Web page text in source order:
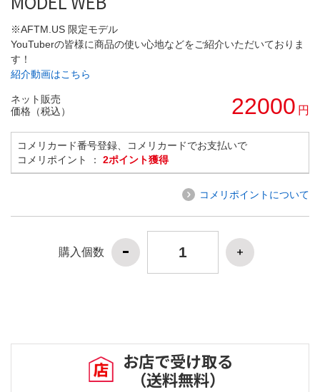
※AFTM.US 限定モデル
YouTuberの皆様に商品の使い心地などをご紹介いただいておりま
す！
紹介動画はこちら
ネット販売
価格（税込）
22000 円
コメリカード番号登録、コメリカードでお支払いで
コメリポイント ： 2ポイント獲得
コメリポイントについて
購入個数
お店で受け取る
（送料無料）